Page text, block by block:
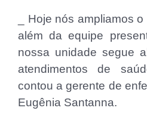
_ Hoje nós ampliamos
além da equipe
nossa unidade segue
atendimentos de
contou a gerente de
Eugênia Santanna.